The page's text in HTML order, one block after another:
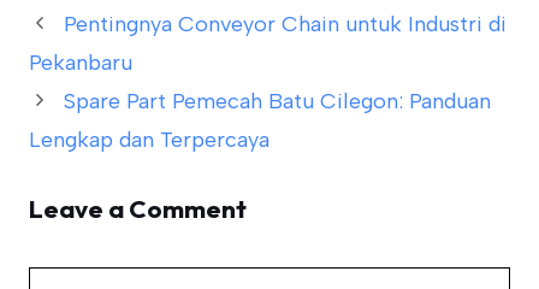
Pentingnya Conveyor Chain untuk Industri di
Pekanbaru
Spare Part Pemecah Batu Cilegon: Panduan
Lengkap dan Terpercaya
Leave a Comment